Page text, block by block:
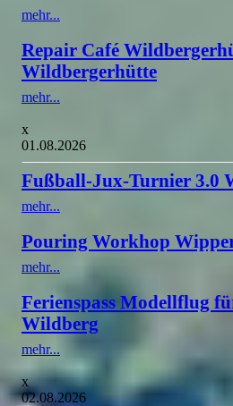
mehr...
Repair Café
Wildbergerhütte
mehr...
x
01.08.2026
Fußball-Jux-Turnier 3.0
mehr...
Pouring Workhop
mehr...
Ferienspass Modellflug
Wildberg
mehr...
x
02.08.2026